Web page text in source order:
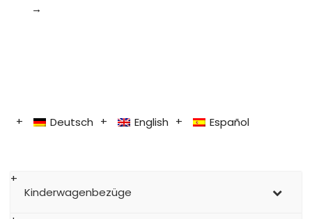
→
Deutsch English Español
Kinderwagenbezüge